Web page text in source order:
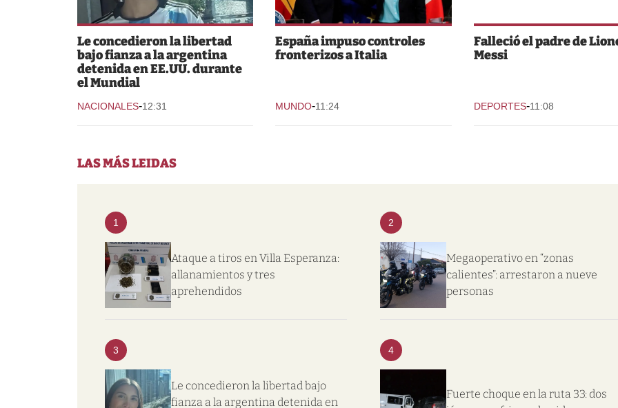
Le concedieron la libertad
bajo fianza a la argentina
detenida en EE.UU. durante
el Mundial
NACIONALES-12:31
España impuso controles
fronterizos a Italia
MUNDO-11:24
Falleció el padre de
Messi
DEPORTES-11:08
LAS MÁS LEIDAS
1
Ataque a tiros en Villa Esperanza:
allanamientos y tres
aprehendidos
2
Megaoperativo en “zonas
calientes”: arrestaron a nueve
personas
3
Le concedieron la libertad bajo
fianza a la argentina detenida en
4
Fuerte choque en la ruta 33: dos